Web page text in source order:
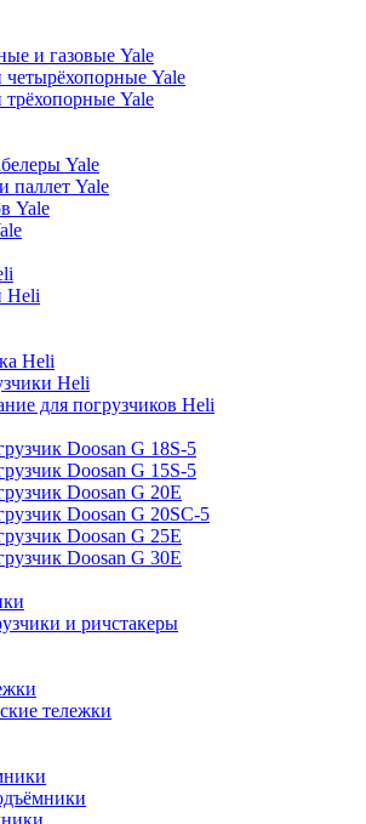
и газовые Yale
четырёхопорные Yale
трёхопорные Yale
Yale
паллет Yale
Yale
Heli
Heli
Heli
для погрузчиков Heli
Doosan G 18S-5
Doosan G 15S-5
Doosan G 20E
Doosan G 20SC-5
Doosan G 25E
Doosan G 30E
и ричстакеры
тележки